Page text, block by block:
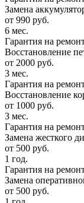
Замена
от 990 руб.
6 мес.
Гарантия на
Восстановление
от 2000 руб.
3 мес.
Гарантия на
Восстановление
от 1000 руб.
3 мес.
Гарантия на
Замена жесткого
от 500 руб.
1 год.
Гарантия на
Замена
от 500 руб.